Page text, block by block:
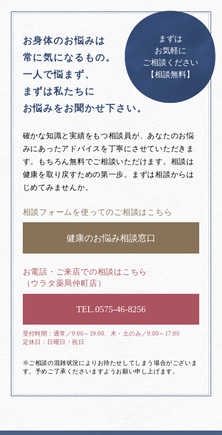
お身体のお悩みは
常に気になるもの。
一人で悩まず、
まずは私たちに
お悩みをお聞かせ下さい。
確かな知識と実績をもつ相談員が、あなたのお悩
みにあったアドバイスを丁寧にさせていただきま
す。もちろん無料でご相談いただけます。相談は
健康を取り戻すための第一歩。まずは相談からは
じめてみませんか。
相談フォームを使ってのご相談はこちら
健康のお悩み相談窓口
お電話・ご来店での相談はこちら
（ウラタ薬局仲町店）
0575-46-8256
通常／9:00～19:00、木・土のみ／9:00～17:00
日曜日・祝日
※ご相談の混雑状況によりお待たせしてしまう場合がございま
す。予めご了承くださいますようお願い申し上げます。
まずは
お気軽に
ご相談ください
【相談無料】